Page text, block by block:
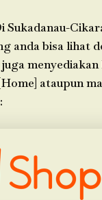
anda bisa lihat
menyediakan
ataupun